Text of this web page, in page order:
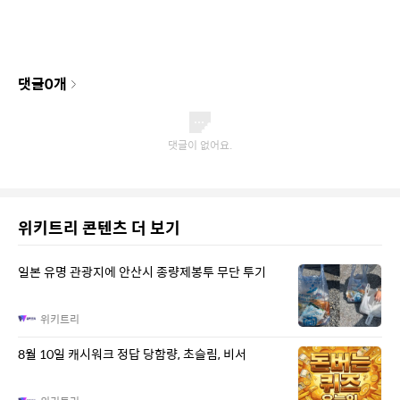
댓글0개
위키트리 콘텐츠 더 보기
일본 유명 관광지에 안산시 종량제봉투 무단 투기
위키트리
8월 10일 캐시워크 정답 당함량, 초슬림, 비서